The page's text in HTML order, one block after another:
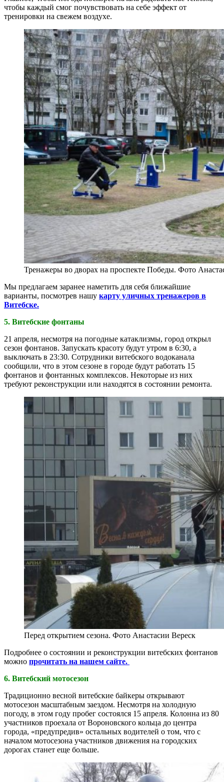
чтобы каждый смог почувствовать на себе эффект от
тренировки на свежем воздухе.
Тренажеры во дворах на проспекте Победы. Фото
Мы предлагаем заранее наметить для себя ближайшие
варианты, посмотрев нашу карту уличных тренажеров в
Витебске.
5. Витебские фонтаны
21 апреля, несмотря на погодные катаклизмы, город открыл
сезон фонтанов. Запускать красоту будут утром в 6:30, а
выключать в 23:30. Сотрудники витебского водоканала
сообщили, что в этом сезоне в городе будут работать 15
фонтанов и фонтанных комплексов. Некоторые из них
требуют реконструкции или находятся в состоянии ремонта.
Перед открытием сезона. Фото Анастасии Вереск
Подробнее о состоянии и реконструкции витебских фонтанов
можно прочитать на нашем сайте.
6. Витебский мотосезон
Традиционно весной витебские байкеры открывают
мотосезон масштабным заездом. Несмотря на холодную
погоду, в этом году пробег состоялся 15 апреля. Колонна из 80
участников проехала от Вороновского кольца до центра
города, «предупредив» остальных водителей о том, что с
началом мотосезона участников движения на городских
дорогах станет еще больше.